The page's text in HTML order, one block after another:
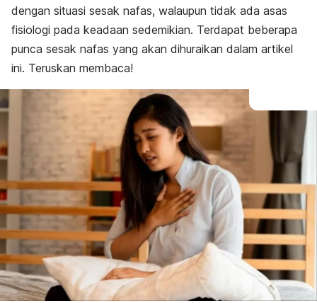
Diagnosis dan Rawatan
dengan situasi sesak nafas, walaupun tidak ada asas
fisiologi pada keadaan sedemikian. Terdapat beberapa
punca sesak nafas yang akan dihuraikan dalam artikel
ini. Teruskan membaca!